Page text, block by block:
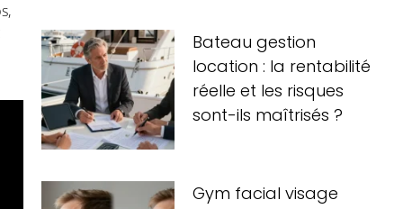
Bateau gestion
location : la rentabilité
réelle et les risques
sont-ils maîtrisés ?
Gym facial visage